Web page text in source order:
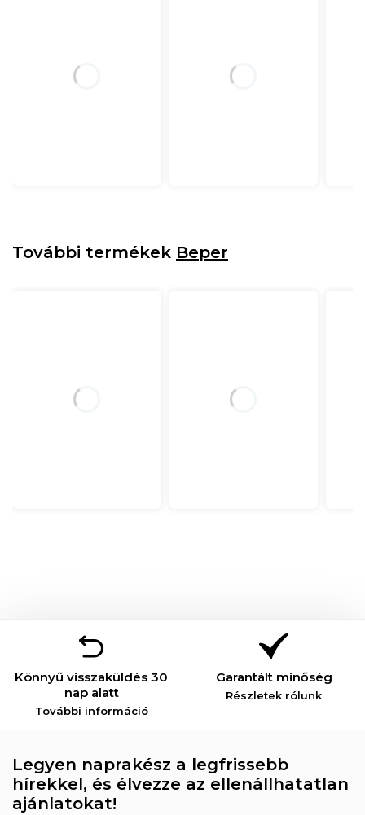
További termékek Beper
Könnyű visszaküldés 30
nap alatt
További információ
Garantált minőség
Részletek rólunk
Legyen naprakész a legfrissebb
hírekkel, és élvezze az ellenállhatatlan
ajánlatokat!